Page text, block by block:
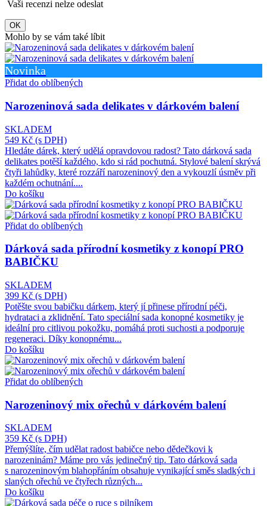
Vaši recenzi nelze odeslat
OK
Mohlo by se vám také líbit
Novinka
Přidat do oblíbených
Narozeninová sada delikates v dárkovém balení
SKLADEM
549 Kč (s DPH)
Hledáte dárek, který udělá opravdovou radost? Tato dárková sada
delikates potěší každého, kdo si rád pochutná. Stylové balení skrývá
čtyři lahůdky, které rozzáří narozeninový den a vykouzlí úsměv při
každém ochutnání....
Do košíku
Přidat do oblíbených
Dárková sada přírodní kosmetiky z konopí PRO
BABIČKU
SKLADEM
399 Kč (s DPH)
Potěšte svou babičku dárkem, který jí přinese přírodní péči,
hydrataci a zklidnění. Tato speciální sada konopné kosmetiky je
ideální pro citlivou pokožku, pomáhá proti suchosti a podporuje
regeneraci. Díky konopnému...
Do košíku
Přidat do oblíbených
Narozeninový mix ořechů v dárkovém balení
SKLADEM
359 Kč (s DPH)
Přemýšlíte, čím udělat radost babičce nebo dědečkovi k
narozeninám? Máme pro vás jedinečný tip. Tato dárková sada
s narozeninovým blahopřáním obsahuje vynikající směs sladkých i
slaných ořechů ve čtyřech různých...
Do košíku